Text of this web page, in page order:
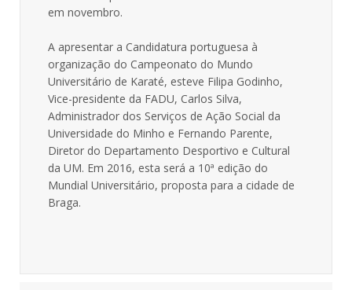
em novembro.
A apresentar a Candidatura portuguesa à
organização do Campeonato do Mundo
Universitário de Karaté, esteve Filipa Godinho,
Vice-presidente da FADU, Carlos Silva,
Administrador dos Serviços de Ação Social da
Universidade do Minho e Fernando Parente,
Diretor do Departamento Desportivo e Cultural
da UM. Em 2016, esta será a 10ª edição do
Mundial Universitário, proposta para a cidade de
Braga.